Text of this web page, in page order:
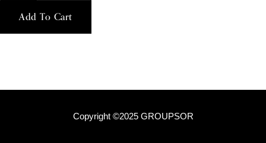
Add To Cart
Copyright ©2025 GROUPSOR